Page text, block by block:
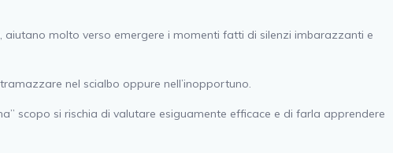
molto verso emergere i momenti fatti di silenzi imbarazzanti e
nel scialbo oppure nell’inopportuno.
scopo si rischia di valutare esiguamente efficace e di farla apprendere